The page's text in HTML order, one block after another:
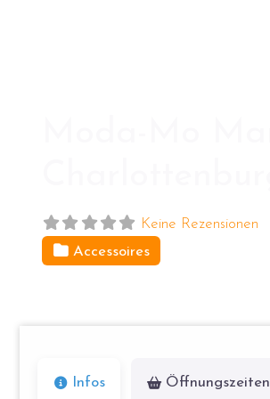
Keine Rezensionen
Accessoires
Infos Öffnungszeiten